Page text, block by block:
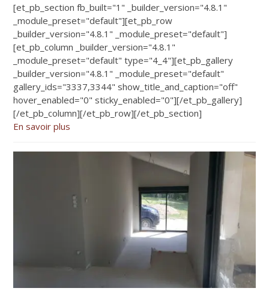
[et_pb_section fb_built="1" _builder_version="4.8.1"
_module_preset="default"][et_pb_row
_builder_version="4.8.1" _module_preset="default"]
[et_pb_column _builder_version="4.8.1"
_module_preset="default" type="4_4"][et_pb_gallery
_builder_version="4.8.1" _module_preset="default"
gallery_ids="3337,3344" show_title_and_caption="off"
hover_enabled="0" sticky_enabled="0"][/et_pb_gallery]
[/et_pb_column][/et_pb_row][/et_pb_section]
En savoir plus